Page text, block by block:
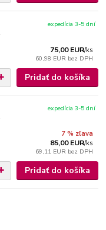
75,00 EUR/ks
60,98 EUR bez DPH
expedícia 3-5 dní
Pridať do košíka
7 % zľava
85,00 EUR/ks
69,11 EUR bez DPH
expedícia 3-5 dní
Pridať do košíka